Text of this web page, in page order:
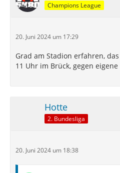
Champions League
20. Juni 2024 um 17:29
Grad am Stadion erfahren,
11 Uhr im Brück, gegen eigene
Hotte
2. Bundesliga
20. Juni 2024 um 18:38